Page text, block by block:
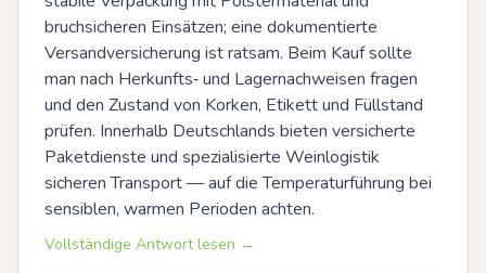
bruchsicheren Einsätzen; eine dokumentierte
Versandversicherung ist ratsam. Beim Kauf sollte
man nach Herkunfts‑ und Lagernachweisen fragen
und den Zustand von Korken, Etikett und Füllstand
prüfen. Innerhalb Deutschlands bieten versicherte
Paketdienste und spezialisierte Weinlogistik
sicheren Transport — auf die Temperaturführung bei
sensiblen, warmen Perioden achten.
Vollständige Antwort lesen →